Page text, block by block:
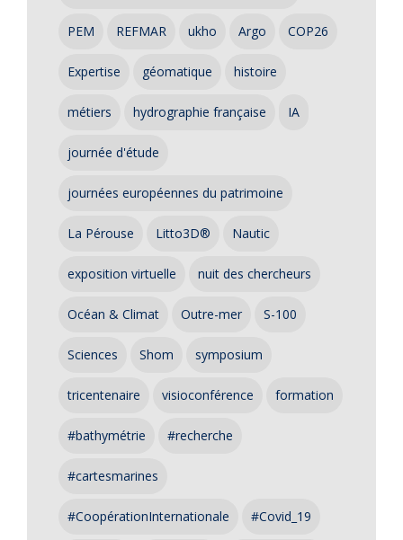
PEM REFMAR ukho Argo COP26
Expertise géomatique histoire
métiers hydrographie française IA
journée d'étude
journées européennes du patrimoine
La Pérouse Litto3D® Nautic
exposition virtuelle nuit des chercheurs
Océan & Climat Outre-mer S-100
Sciences Shom symposium
tricentenaire visioconférence formation
#bathymétrie #recherche
#cartesmarines
#CoopérationInternationale #Covid_19